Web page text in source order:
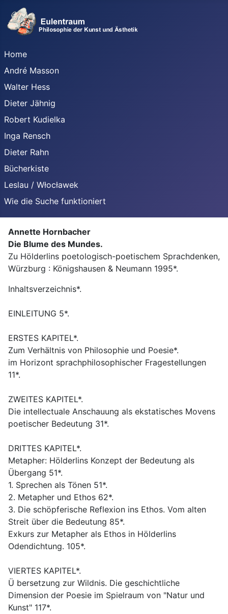
Home
André Masson
Walter Hess
Dieter Jähnig
Robert Kudielka
Inga Rensch
Dieter Rahn
Bücherkiste
Leslau / Włocławek
Wie die Suche funktioniert
Annette Hornbacher
Die Blume des Mundes.
Zu Hölderlins poetologisch-poetischem Sprachdenken,
Würzburg : Königshausen & Neumann 1995*.
Inhaltsverzeichnis*.
EINLEITUNG 5*.
ERSTES KAPITEL*.
Zum Verhältnis von Philosophie und Poesie*.
im Horizont sprachphilosophischer Fragestellungen
11*.
ZWEITES KAPITEL*.
Die intellectuale Anschauung als ekstatisches Movens
poetischer Bedeutung 31*.
DRITTES KAPITEL*.
Metapher: Hölderlins Konzept der Bedeutung als
Übergang 51*.
1. Sprechen als Tönen 51*.
2. Metapher und Ethos 62*.
3. Die schöpferische Reflexion ins Ethos. Vom alten
Streit über die Bedeutung 85*.
Exkurs zur Metapher als Ethos in Hölderlins
Odendichtung. 105*.
VIERTES KAPITEL*.
Ü bersetzung zur Wildnis. Die geschichtliche
Dimension der Poesie im Spielraum von "Natur und
Kunst" 117*.